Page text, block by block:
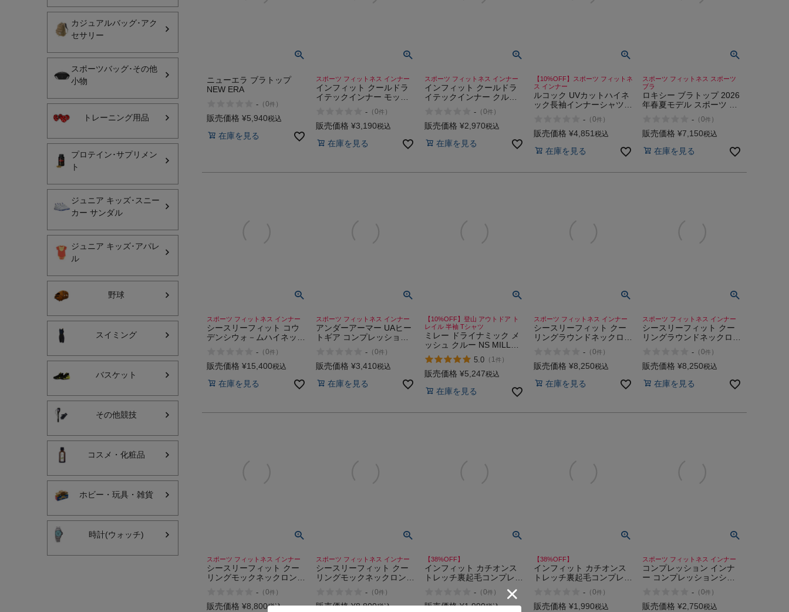
全てのシーンを見る
インフィット INFIT
オン On
カジュアルバッグ･アク
セサリー
スポーツバッグ･その他
小物
トレーニング用品
プロテイン･サプリメン
ト
ジュニア キッズ･スニー
カー サンダル
ジュニア キッズ･アパレ
ル
野球
スイミング
バスケット
その他競技
コスメ・化粧品
ホビー・玩具・雑貨
時計(ウォッチ)
ニューエラ ブラトップ
NEW ERA
- （0件 ）
販売価格 ¥5,940税込
在庫を見る
スポーツ フィットネス インナー
インフィット クールドラ
イテックインナー モック
ディース INFIT
-（0件 ）
販売価格 ¥3,190税込
在庫を見る
スポーツ フィットネス インナー
インフィット クールドラ
イテックインナー クルー
ディース INFIT
- （0件 ）
販売価格 ¥2,970税込
在庫を見る
【10%OFF】スポーツ フィットネ
ス インナー
ルコック UVカットハイネ
ック長袖インナーシャツ le
High Neck Long Sleeves
Inner Shirt
-（0件 ）
販売価格 ¥4,851 税込
在庫を見る
スポーツ フィットネス スポーツ
ブラ
ロキシー ブラトップ 2026
年春夏モデル スポーツ フ
ROXY FITNESS BLOOM
BRIGHT BRA
- （0件 ）
販売価格 ¥7,150税込
在庫を見る
スポーツ フィットネス インナー
シースリーフィット コウ
デンシウォ－ムハイネック
Kodenshi Warm High Neck
Long Sleeves
- （0件 ）
販売価格 ¥15,400税込
在庫を見る
スポーツ フィットネス インナー
アンダーアーマー UAヒー
トギア コンプレッション
Compression Tank
-（0件 ）
販売価格 ¥3,410税込
在庫を見る
【10%OFF】登山 アウトドア ト
レイル 半袖 Tシャツ
ミレー ドライナミック メ
ッシュ クルー NS MILLET
Drynamic Mesh Crew
5.0 （ 1件 ）
販売価格 ¥5,247税込
在庫を見る
スポーツ フィットネス インナー
シースリーフィット クー
リングラウンドネックロン
Round Neck Long Sleeve
-（0件 ）
販売価格 ¥8,250税込
在庫を見る
スポーツ フィットネス インナー
シースリーフィット クー
リングラウンドネックロン
Round Neck Long Sleeve
- （0件 ）
販売価格 ¥8,250税込
在庫を見る
スポーツ フィットネス インナー
シースリーフィット クー
リングモックネックロング
Mock Neck Long Sleeve
- （0件 ）
販売価格 ¥8,800税込
スポーツ フィットネス インナー
シースリーフィット クー
リングモックネックロング
Mock Neck Long Sleeve
-（0件 ）
販売価格 ¥8,800税込
【38%OFF】
インフィット カチオンス
トレッチ裏起毛コンプレッ
ーツ インナー トレーニン
グ ランニング ウォーキン
- （0件 ）
販売価格 ¥1,990税込
【38%OFF】
インフィット カチオンス
トレッチ裏起毛コンプレッ
ツ インナー トレーニング
ランニング ウォーキング
-（0件 ）
販売価格 ¥1,990税込
スポーツ フィットネス インナー
コンプレッション インナ
ー コンプレッションシャ
ックインナー スポーツ ト
レーニングウェア 長袖 ラ
- （0件 ）
販売価格 ¥2,750税込